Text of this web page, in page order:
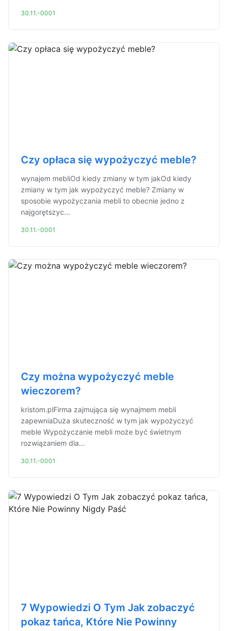
30.11.-0001
Czy opłaca się wypożyczyć meble?
wynajem mebliOd kiedy zmiany w tym jakOd kiedy
zmiany w tym jak wypożyczyć meble? Zmiany w
sposobie wypożyczania mebli to obecnie jedno z
najgorętszyc...
30.11.-0001
Czy można wypożyczyć meble
wieczorem?
kristom.plFirma zajmująca się wynajmem mebli
zapewniaDuża skuteczność w tym jak wypożyczyć
meble Wypożyczanie mebli może być świetnym
rozwiązaniem dla...
30.11.-0001
7 Wypowiedzi O Tym Jak zobaczyć
pokaz tańca, Które Nie Powinny